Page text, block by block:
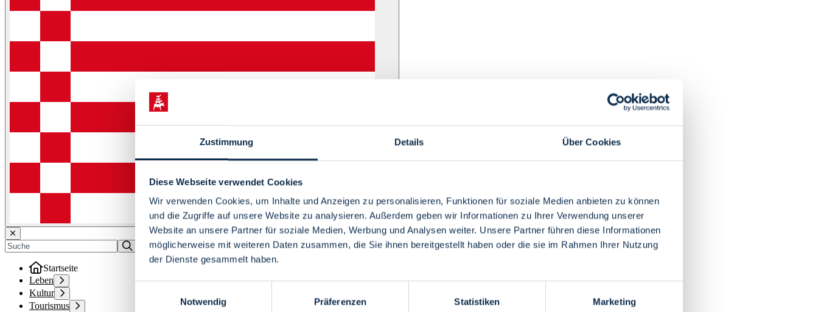
Zustimmung Details Über Cookies
Diese Webseite verwendet Cookies
Wir verwenden Cookies, um Inhalte und Anzeigen zu personalisieren, Funktionen für soziale Medien anbieten zu können
und die Zugriffe auf unsere Website zu analysieren. Außerdem geben wir Informationen zu Ihrer Verwendung unserer
Website an unsere Partner für soziale Medien, Werbung und Analysen weiter. Unsere Partner führen diese Informationen
möglicherweise mit weiteren Daten zusammen, die Sie ihnen bereitgestellt haben oder die sie im Rahmen Ihrer Nutzung
der Dienste gesammelt haben.
Notwendig
Präferenzen Statistiken Marketing
Menü
Startseite
Leben
Kultur
Tourismus